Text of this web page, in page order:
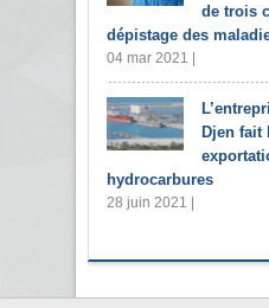
de trois
dépistage des
04 mar 2021 |
Djen fait
hydrocarbures
28 juin 2021 |